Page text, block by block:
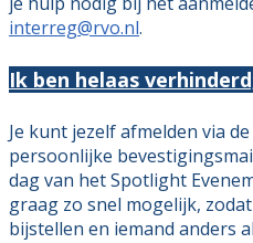
interreg@rvo.nl.
Ik ben helaas
Je kunt jezelf afmelden via
persoonlijke
dag van het Spotlight
graag zo snel mogelijk,
bijstellen en iemand anders